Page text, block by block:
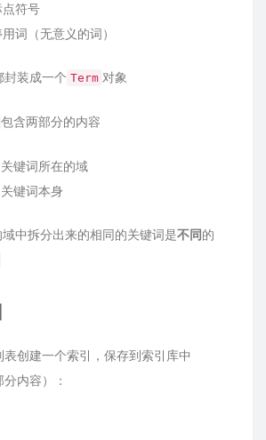
符号
词（无意义的词）
封装成一个 Term 对象
包含两部分的内容
关键词所在的域
关键词本身
中拆分出来的相同的关键词是不同的
创建一个索引，保存到索引库中
内容）：